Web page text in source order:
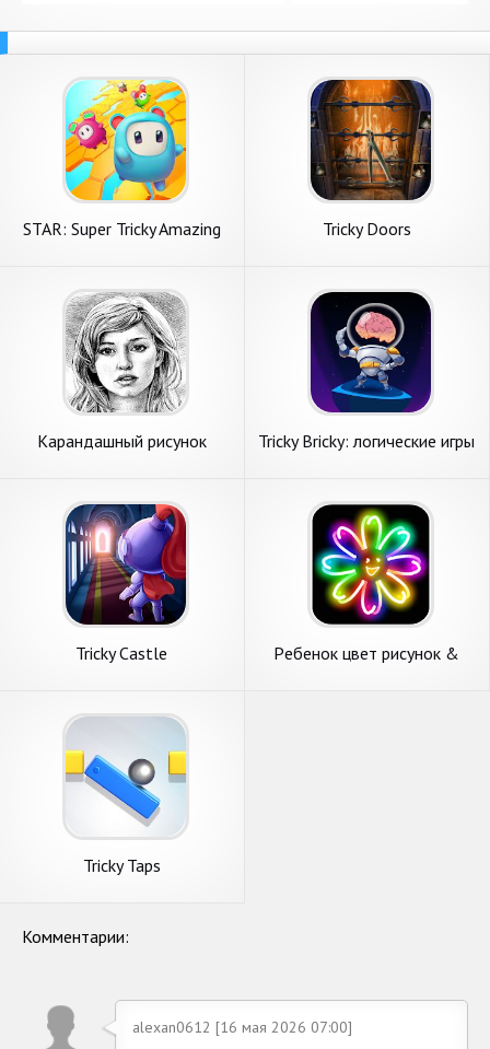
STAR: Super Tricky Amazing
Tricky Doors
Карандашный рисунок
Tricky Bricky: логические игры
Tricky Castle
Pебенок цвет рисунок &
Tricky Taps
Комментарии:
alexan0612 [16 мая 2026 07:00]